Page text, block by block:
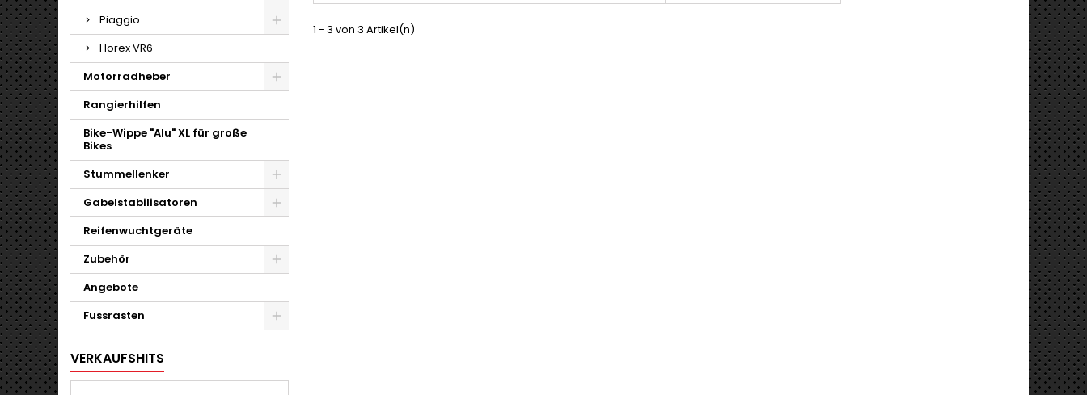
Piaggio
Horex VR6
Motorradheber
Rangierhilfen
Bike-Wippe "Alu" XL für große
Bikes
Stummellenker
Gabelstabilisatoren
Reifenwuchtgeräte
Zubehör
Angebote
Fussrasten
VERKAUFSHITS
1 - 3 von 3 Artikel(n)